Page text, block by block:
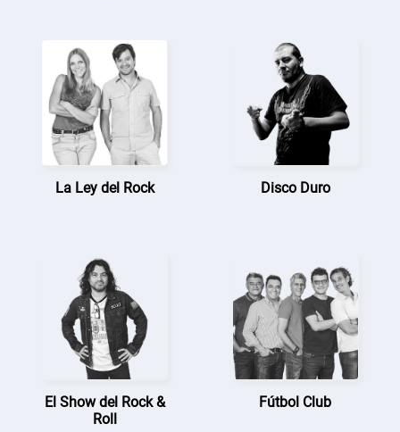
La Ley del Rock Disco Duro
El Show del Rock &
Roll
Fútbol Club